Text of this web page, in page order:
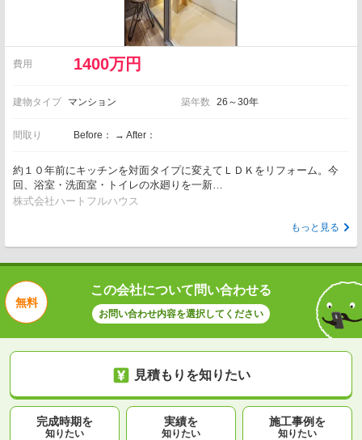
費用 1400万円
建物タイプ マンション 築年数 26～30年
間取り Before： → After：
約１０年前にキッチンを対面タイプに変えてＬＤＫをリフォーム。今
回、浴室・洗面室・トイレの水廻りを一新…
株式会社ハートフルハウス
もっと見る
無料
この会社について問い合わせる
お問い合わせ内容を選択してください
見積もりを知りたい
完成時期を
知りたい
実績を
知りたい
施工事例を
知りたい